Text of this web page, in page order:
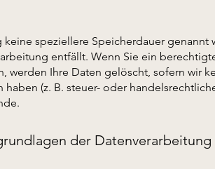
speziellere Speicherdauer
entfällt. Wenn Sie ein
werden Ihre Daten gelöscht, sofern wir
(z. B. steuer- oder
der Datenverarbeitung